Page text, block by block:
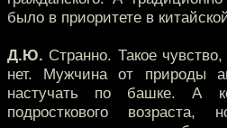
было в приоритете в
Д.Ю. Странно. Такое
нет. Мужчина от природы
настучать по башке. А
подросткового